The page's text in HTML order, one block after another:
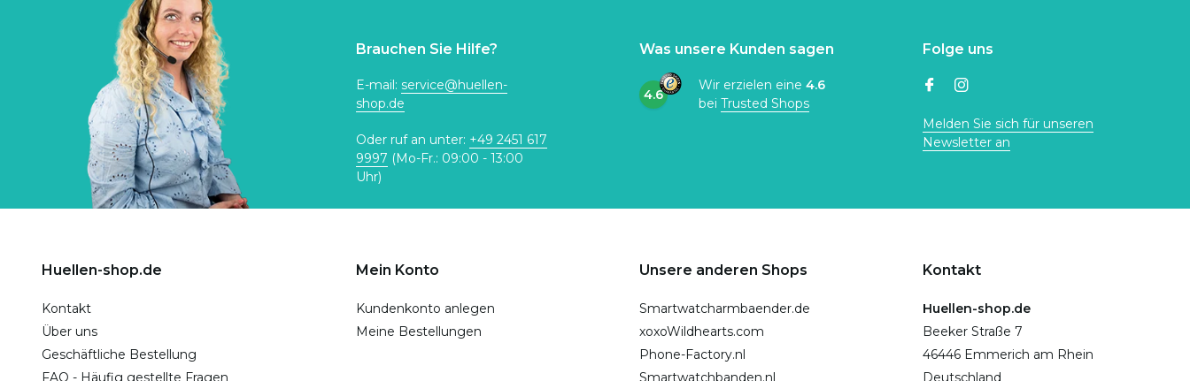
Brauchen Sie Hilfe?
E-mail: service@huellen-
shop.de
Oder ruf an unter: +49 2451 617
9997 (Mo-Fr.: 09:00 - 13:00
Uhr)
Was unsere Kunden sagen
4.6
Wir erzielen eine 4.6
bei Trusted Shops
Folge uns
Melden Sie sich für unseren
Newsletter an
Huellen-shop.de
Kontakt
Über uns
Geschäftliche Bestellung
FAQ - Häufig gestellte Fragen
Mein Konto
Kundenkonto anlegen
Meine Bestellungen
Unsere anderen Shops
Smartwatcharmbaender.de
xoxoWildhearts.com
Phone-Factory.nl
Smartwatchbanden.nl
Kontakt
Huellen-shop.de
Beeker Straße 7
46446 Emmerich am Rhein
Deutschland